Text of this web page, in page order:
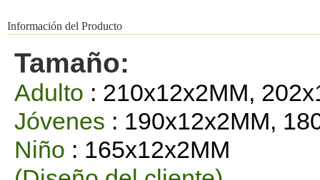
Información del Producto
Tamaño:
Adulto : 210x12x2MM,
Jóvenes : 190x12x2MM,
Niño : 165x12x2MM